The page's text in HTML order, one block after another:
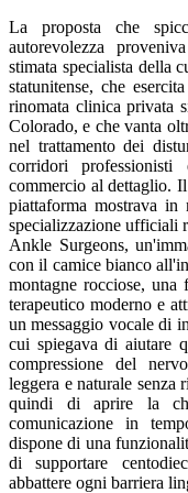
La proposta che
autorevolezza
stimata specialista della
statunitense, che
rinomata clinica privata
Colorado, e che vanta
nel trattamento dei
corridori
commercio al dettaglio.
piattaforma mostrava
specializzazione ufficiali
Ankle Surgeons,
con il camice bianco
montagne rocciose, una
terapeutico moderno e
un messaggio vocale di
cui spiegava di aiutare
compressione del
leggera e naturale senza
quindi di aprire la
comunicazione in
dispone di una
di supportare
abbattere ogni barriera